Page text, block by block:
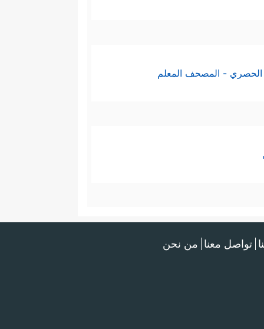
الحصري - المصحف المعلم
تواصل معنا من نحن